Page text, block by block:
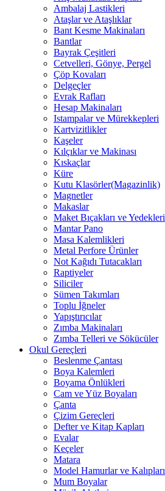
Ambalaj Lastikleri
Ataşlar ve Ataşlıklar
Bant Kesme Makinaları
Bantlar
Bayrak Çeşitleri
Cetvelleri, Gönye, Pergel
Çöp Kovaları
Delgeçler
Evrak Rafları
Hesap Makinaları
Istampalar ve Mürekkepleri
Kartvizitlikler
Kaşeler
Kılçıklar ve Makinası
Kıskaçlar
Küre
Kutu Klasörler(Magazinlik)
Magnetler
Makaslar
Maket Bıçakları ve Yedekleri
Mantar Pano
Masa Kalemlikleri
Metal Perfore Ürünler
Not Kağıdı Tutacakları
Raptiyeler
Siliciler
Sümen Takımları
Toplu İğneler
Yapıştırıcılar
Zımba Makinaları
Zımba Telleri ve Sökücüler
Okul Gereçleri
Beslenme Çantası
Boya Kalemleri
Boyama Önlükleri
Cam ve Yüz Boyaları
Çanta
Çizim Gereçleri
Defter ve Kitap Kapları
Evalar
Keçeler
Matara
Model Hamurlar ve Kalıpları
Mum Boyalar